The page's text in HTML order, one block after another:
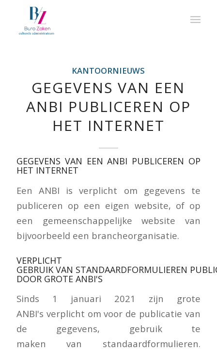
KANTOORNIEUWS
GEGEVENS VAN EEN
ANBI PUBLICEREN OP
HET INTERNET
GEGEVENS VAN EEN ANBI PUBLICEREN OP
HET INTERNET
Een ANBI is verplicht om gegevens te
publiceren op een eigen website, of op
een gemeenschappelijke website van
bijvoorbeeld een brancheorganisatie.
VERPLICHT
GEBRUIK VAN STANDAARDFORMULIEREN
DOOR GROTE ANBI'S
Sinds 1 januari 2021 zijn grote
ANBI's verplicht om voor de publicatie van
de gegevens, gebruik te
maken van standaardformulieren.